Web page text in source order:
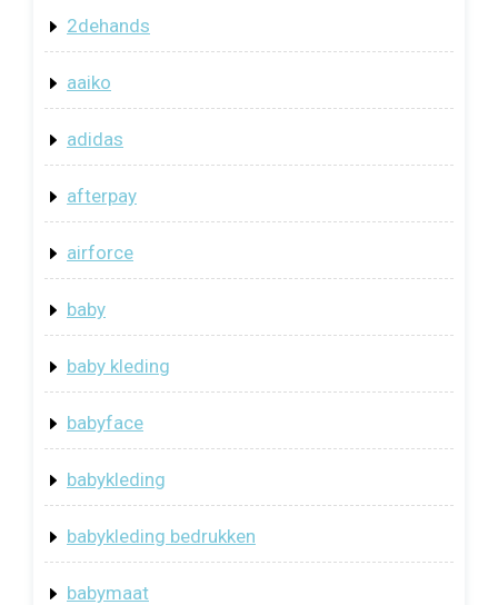
2dehands
aaiko
adidas
afterpay
airforce
baby
baby kleding
babyface
babykleding
babykleding bedrukken
babymaat